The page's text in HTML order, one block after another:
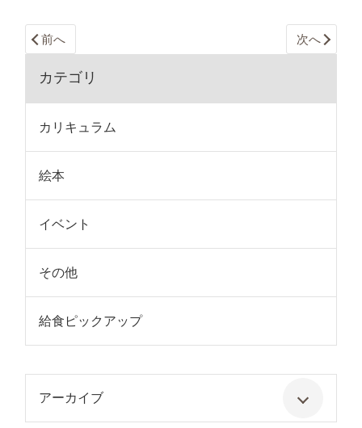
前へ 次へ
カテゴリ
カリキュラム
絵本
イベント
その他
給食ピックアップ
アーカイブ